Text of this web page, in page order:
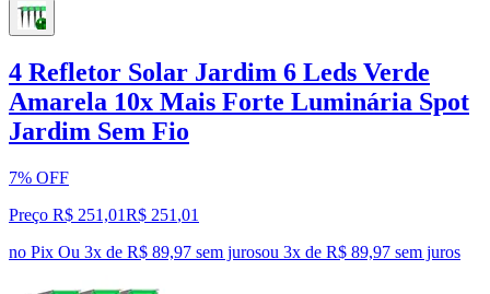
4 Refletor Solar Jardim 6 Leds Verde
Amarela 10x Mais Forte Luminária Spot
Jardim Sem Fio
7% OFF
Preço R$ 251,01R$ 251 ,01
no Pix Ou 3x de R$ 89,97 sem jurosou 3x de R$ 89,97 sem juros